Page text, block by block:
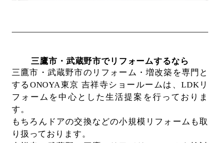
三鷹市・武蔵野市でリフォームするなら
三鷹市・武蔵野市のリフォーム・増改築を専門と
するONOYA東京 吉祥寺ショールームは、LDKリ
フォームを中心とした生活提案を行っておりま
す。
もちろんドアの交換などの小規模リフォームも取
り扱っております。